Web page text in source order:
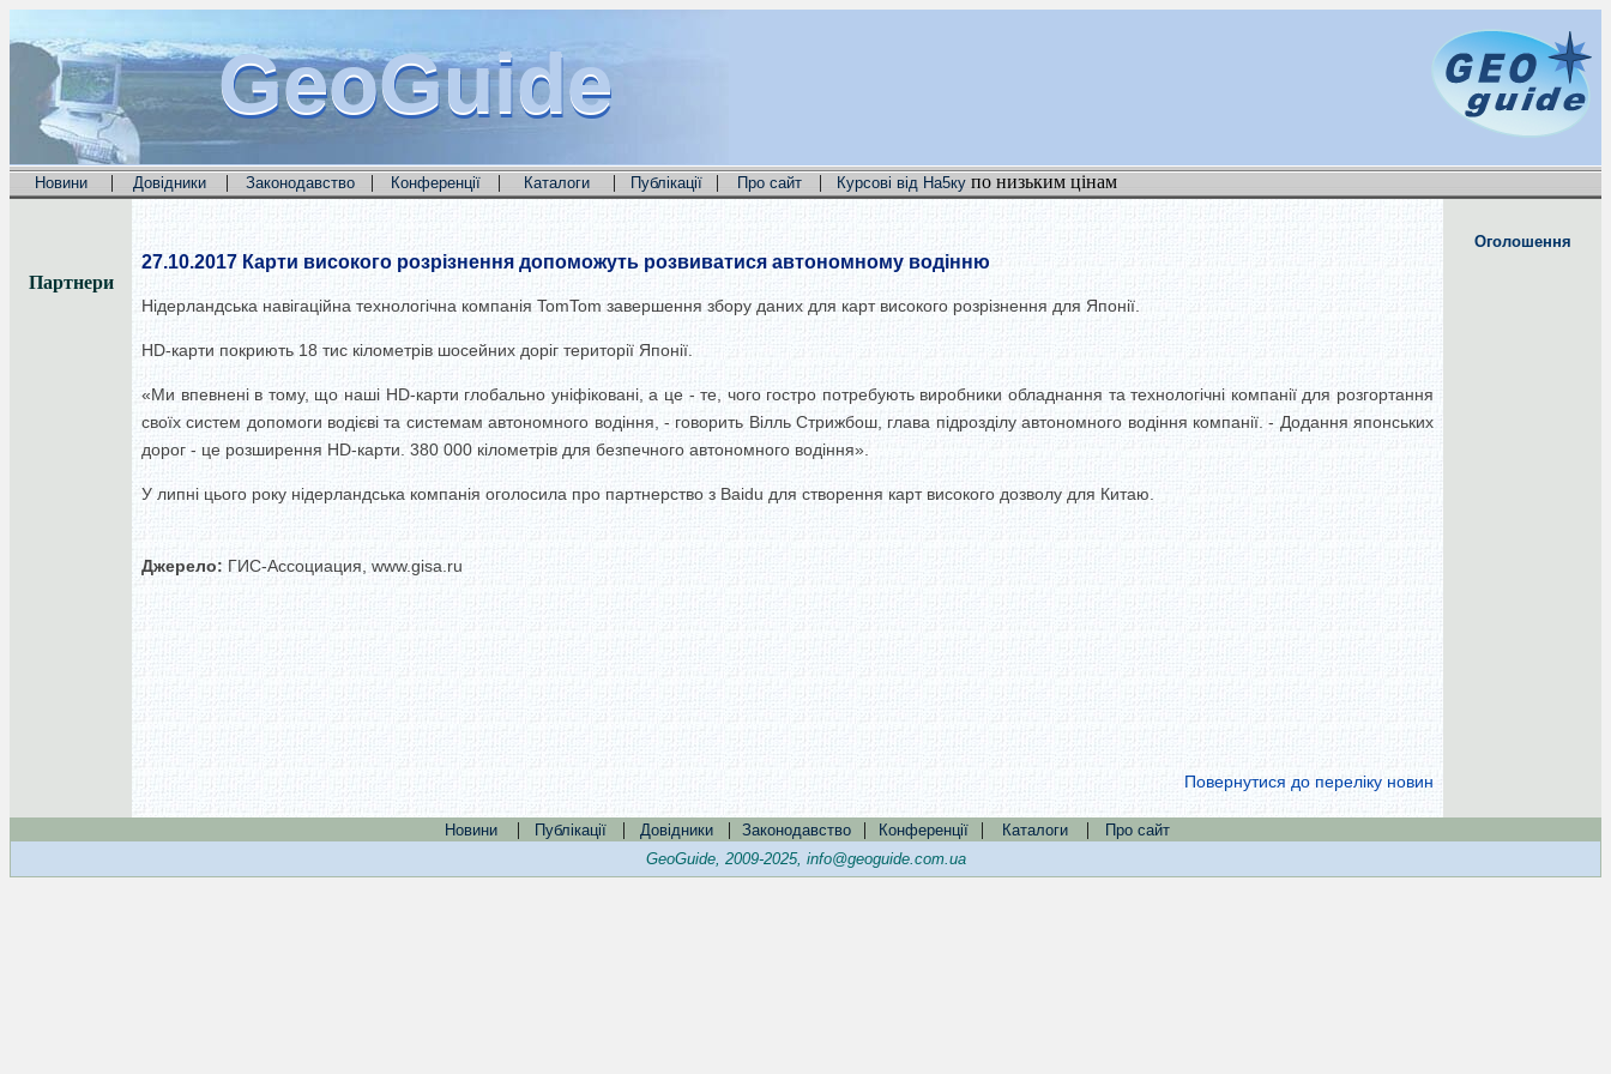
GeoGuide
GeoGuide
GeoGuide
Новини | Довідники | Законодавство | Конференції | Каталоги | Публікації | Про сайт | Курсові від На5ку по низьким цінам
Партнери
27.10.2017 Карти високого розрізнення допоможуть розвиватися автономному водінню
Нідерландська навігаційна технологічна компанія TomTom завершення збору даних для карт високого розрізнення для Японії.
HD-карти покриють 18 тис кілометрів шосейних доріг території Японії.
«Ми впевнені в тому, що наші HD-карти глобально уніфіковані, а це - те, чого гостро потребують виробники обладнання та технологічні компанії для розгортання
своїх систем допомоги водієві та системам автономного водіння, - говорить Вілль Стрижбош, глава підрозділу автономного водіння компанії. - Додання японських
дорог - це розширення HD-карти. 380 000 кілометрів для безпечного автономного водіння».
У липні цього року нідерландська компанія оголосила про партнерство з Baidu для створення карт високого дозволу для Китаю.
Джерело: ГИС-Ассоциация, www.gisa.ru
Повернутися до переліку новин
Оголошення
Новини | Публікації | Довідники | Законодавство | Конференції | Каталоги |
Про сайт
GeoGuide, 2009-2025, info@geoguide.com.ua